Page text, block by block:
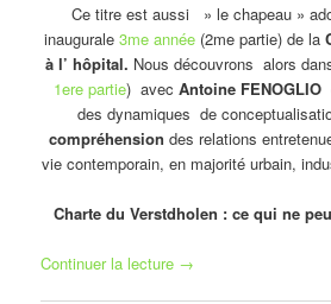
Ce titre est aussi » le chapeau »
inaugurale 3me année (2me partie) de la
à l’ hôpital. Nous découvrons alors
1ere partie) avec Antoine FENOGLIO
des dynamiques de
compréhension des relations
vie contemporain, en majorité urbain,
Charte du Verstdholen : ce qui ne
Continuer la lecture →